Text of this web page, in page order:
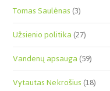
Tomas Saulėnas(3)
Užsienio politika(27)
Vandenų apsauga(59)
Vytautas Nekrošius(18)